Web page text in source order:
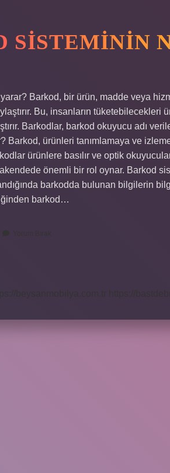
SISTEMININ
Barkod, bir ürün, madde veya
Bu, insanların tüketebilecekleri
Barkodlar, barkod okuyucu adı
Barkod, ürünleri tanımlamaya ve
ürünlere basılır ve optik
önemli bir rol oynar. Barkod
barkodda bulunan bilgilerin
barkod…